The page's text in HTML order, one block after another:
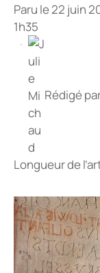
Paru le 22 juin
1h35
·
Rédigé
Longueur de